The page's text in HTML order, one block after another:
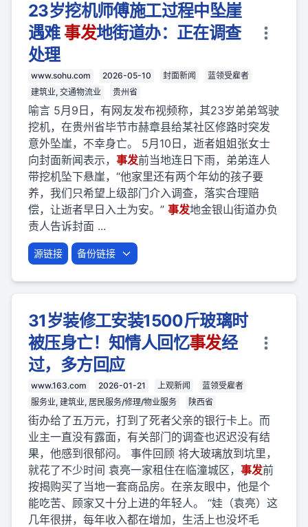
23岁挖机师傅施工过程中坠崖
遇难 事发地街道办：正在调查
处理
www.sohu.com 2026-05-10 封面新闻
蓝领受雇者
建筑业, 交通物流业
贵州省
喻言 5月9日，有网友发布视频称，其23岁弟弟驾驶
挖机，在贵州省毕节市赫章县给某社区修路时突发
意外坠崖，不幸身亡。 5月10日，逝者姐姐张女士
向封面新闻表示， 事发前当地连日下雨，弟弟连人
带挖机坠下悬崖，“他家里还有两个年幼的孩子要
养，我们只希望上级部门介入调查，落实合理赔
偿，让逝者早日入土为安。” 事发地金银山街道办负
责人告诉封面 ...
源链接 备份链接
31岁装修工安装1500斤玻璃时
被压身亡！知情人回忆事发经
过，多方回应
www.163.com 2026-01-21 上观新闻
蓝领受雇者
服务业, 建筑业, 居民服务/修理/物业服务
陕西省
街办给了五万元，打到了死者父亲的银行卡上。而
业主一直没有露面，有关部门的调查也迟迟没有结
果，他感到很郁闷。 事件回顾 将大玻璃放到坑里，
就花了不少时间 袁亮一家租住在临潼城区， 事发前
按揭购买了当地一套商品房。在亲友眼中，他是个
能吃苦、顾家又十分上进的年轻人。 “娃（袁亮）这
几年很拼，每年收入都在增加，生活上也没坏毛